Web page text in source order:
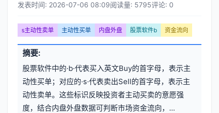
章
元
信
息
发表时间: 2026-07-06 08:09阅读量: 5795评论: 0
文
章
标
签
s主动性卖单 主动性买单 内盘外盘 股票软件b 资金流向
摘要:
股票软件中的·b·代表买入英文Buy的首字母，表示主
动性买单；对应的·s·代表卖出Sell的首字母，表示主
动性卖单。这些标识反映投资者主动买卖的意愿强
度，结合内盘外盘数据可判断市场资金流向，...